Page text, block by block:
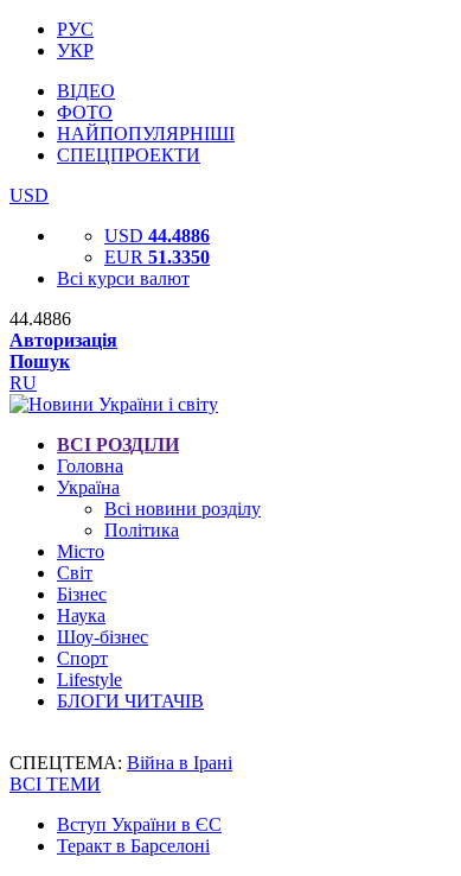
РУС
УКР
ВІДЕО
ФОТО
НАЙПОПУЛЯРНІШІ
СПЕЦПРОЕКТИ
USD
USD 44.4886
EUR 51.3350
Всі курси валют
44.4886
Авторизація
Пошук
RU
ВСІ РОЗДІЛИ
Головна
Україна
Всі новини розділу
Політика
Місто
Світ
Бізнес
Наука
Шоу-бізнес
Спорт
Lifestyle
БЛОГИ ЧИТАЧІВ
СПЕЦТЕМА: Війна в Ірані
ВСІ ТЕМИ
Вступ України в ЄС
Теракт в Барселоні